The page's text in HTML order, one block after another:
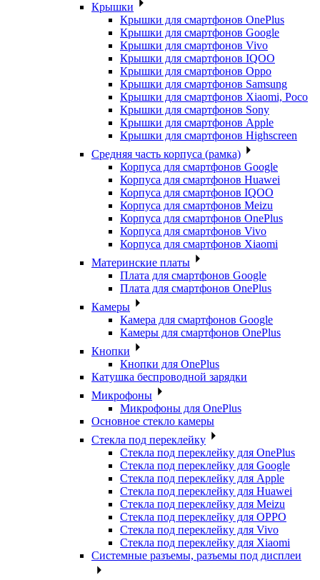
Крышки
Крышки для смартфонов OnePlus
Крышки для смартфонов Google
Крышки для смартфонов Vivo
Крышки для смартфонов IQOO
Крышки для смартфонов Oppo
Крышки для смартфонов Samsung
Крышки для смартфонов Xiaomi, Poco
Крышки для смартфонов Sony
Крышки для смартфонов Apple
Крышки для смартфонов Highscreen
Средняя часть корпуса (рамка)
Корпуса для смартфонов Google
Корпуса для смартфонов Huawei
Корпуса для смартфонов IQOO
Корпуса для смартфонов Meizu
Корпуса для смартфонов OnePlus
Корпуса для смартфонов Vivo
Корпуса для смартфонов Xiaomi
Материнские платы
Плата для смартфонов Google
Плата для смартфонов OnePlus
Камеры
Камера для смартфонов Google
Камеры для смартфонов OnePlus
Кнопки
Кнопки для OnePlus
Катушка беспроводной зарядки
Микрофоны
Микрофоны для OnePlus
Основное стекло камеры
Стекла под переклейку
Стекла под переклейку для OnePlus
Стекла под переклейку для Google
Стекла под переклейку для Apple
Стекла под переклейку для Huawei
Стекла под переклейку для Meizu
Стекла под переклейку для OPPO
Стекла под переклейку для Vivo
Стекла под переклейку для Xiaomi
Системные разъемы, разъемы под дисплеи